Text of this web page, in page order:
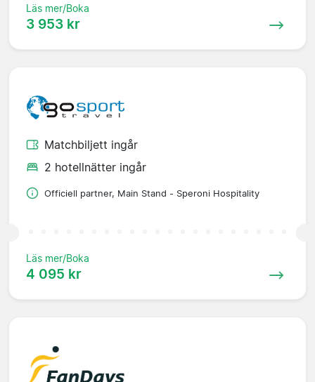
Läs mer/Boka
3 953 kr
Matchbiljett ingår
2 hotellnätter ingår
Officiell partner, Main Stand - Speroni Hospitality
Läs mer/Boka
4 095 kr